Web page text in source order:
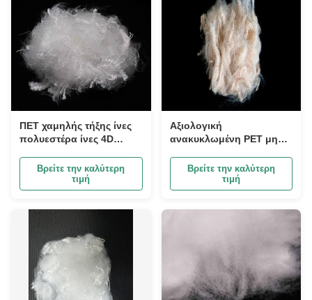
ΠΕΤ χαμηλής τήξης ίνες
πολυεστέρα ίνες 4D
για ρούχα
Βρείτε την καλύτερη
τιμή
Αξιολογική
ανακυκλωμένη PET μη
χαμηλής τήξης για
Βρείτε την καλύτερη
τιμή